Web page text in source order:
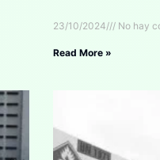
23/10/2024 No hay
Read More »